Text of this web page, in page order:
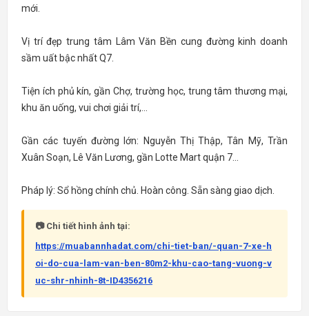
mới.
Vị trí đẹp trung tâm Lâm Văn Bền cung đường kinh doanh
sầm uất bậc nhất Q7.
Tiện ích phủ kín, gần Chợ, trường học, trung tâm thương mại,
khu ăn uống, vui chơi giải trí,...
Gần các tuyến đường lớn: Nguyễn Thị Thập, Tân Mỹ, Trần
Xuân Soạn, Lê Văn Lương, gần Lotte Mart quận 7...
Pháp lý: Sổ hồng chính chủ. Hoàn công. Sẵn sàng giao dịch.
📷 Chi tiết hình ảnh tại:
https://muabannhadat.com/chi-tiet-ban/-quan-7-xe-h
oi-do-cua-lam-van-ben-80m2-khu-cao-tang-vuong-v
uc-shr-nhinh-8t-ID4356216